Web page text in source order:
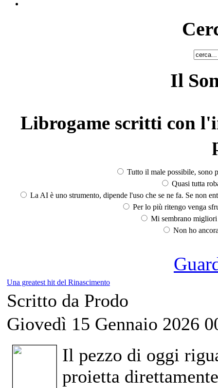
Il
Librogame scritti con
Tutto il male possibile, sono
Quasi tutta
La AI è uno strumento, dipende l'uso che se ne fa. Se non
Per lo più ritengo venga
Mi sembrano
Non ho
Una greatest hit del Rinascimento
Scritto da Prodo
Giovedì 15 Gennaio 2026
Il pezzo di oggi
proietta